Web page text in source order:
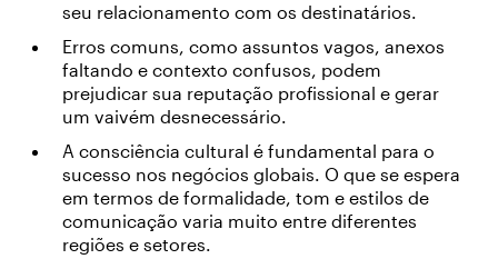
seu relacionamento com os destinatários.
Erros comuns, como assuntos vagos, anexos
faltando e contexto confusos, podem
prejudicar sua reputação profissional e gerar
um vaivém desnecessário.
A consciência cultural é fundamental para o
sucesso nos negócios globais. O que se espera
em termos de formalidade, tom e estilos de
comunicação varia muito entre diferentes
regiões e setores.